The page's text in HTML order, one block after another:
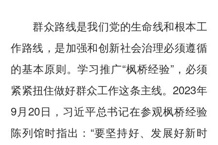
群众路线是我们党的生命线和根本工
作路线，是加强和创新社会治理必须遵循
的基本原则。学习推广“枫桥经验”，必须
紧紧扭住做好群众工作这条主线。2023年
9月20日，习近平总书记在参观枫桥经验
陈列馆时指出：“要坚持好、发展好新时